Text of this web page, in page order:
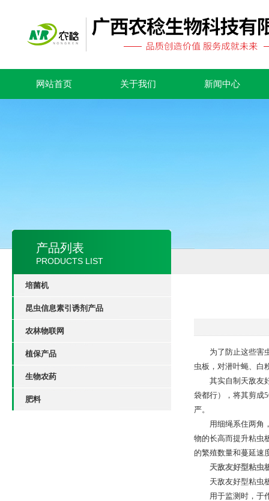
网站首页 关于我们 新闻中心
产品列表
PRODUCTS LIST
培菌机
昆虫信息素引诱剂产品
农林物联网
植保产品
生物农药
肥料
为了防止这些害虫
虫板，对潜叶蝇、白
其实自制天敌友好
袋都行），将其剪成
严。
用细绳系住两角，
物的长高而提升粘虫
的繁殖数量和蔓延速
天敌友好型粘虫
天敌友好型粘虫
用于监测时，于作